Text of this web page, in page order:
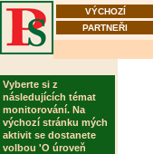
VÝCHOZÍ
PARTNEŘI
Vyberte si z
následujících témat
monitorování. Na
výchozí stránku mých
aktivit se dostanete
volbou 'O úroveň